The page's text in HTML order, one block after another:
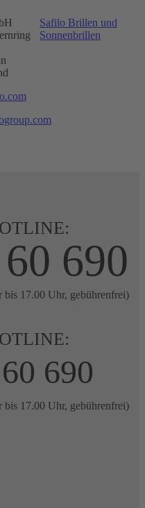
Safilo Brillen und
Sonnenbrillen
690
bis 17.00 Uhr, gebührenfrei)
690
bis 17.00 Uhr, gebührenfrei)